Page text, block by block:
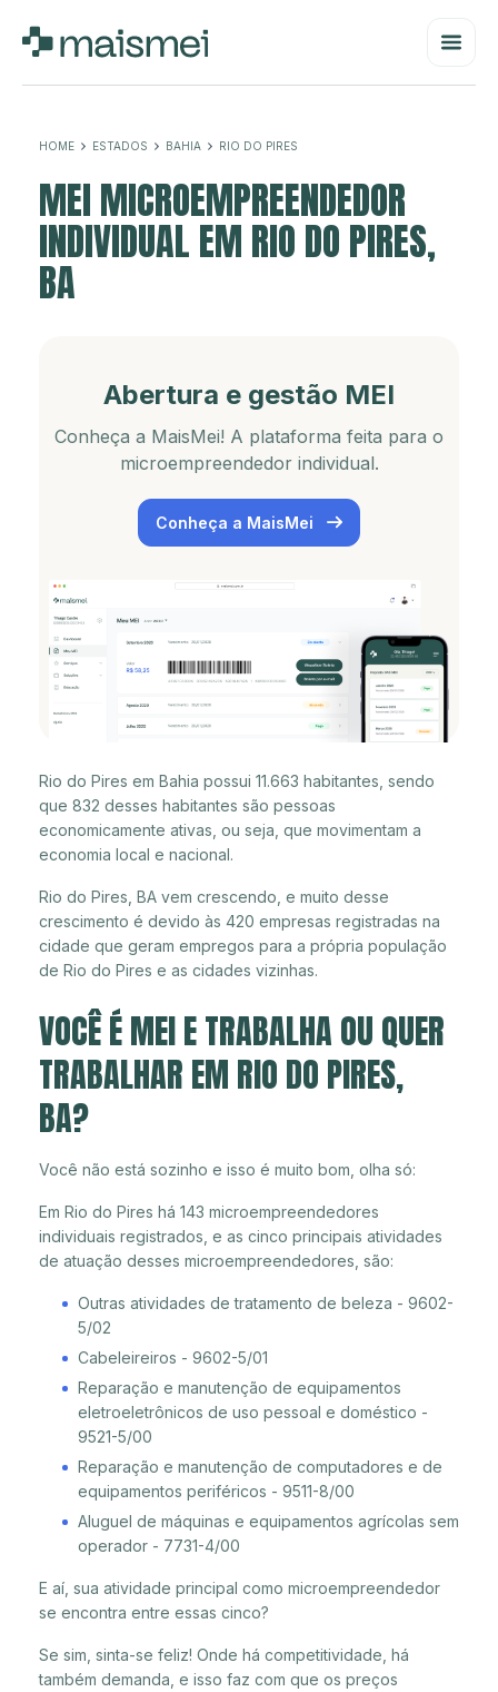
HOME ESTADOS BAHIA RIO DO PIRES
MEI MICROEMPREENDEDOR
INDIVIDUAL EM RIO DO PIRES,
BA
Abertura e gestão MEI
Conheça a MaisMei! A plataforma feita para o
microempreendedor individual.
Conheça a MaisMei
Rio do Pires em Bahia possui 11.663 habitantes, sendo
que 832 desses habitantes são pessoas
economicamente ativas, ou seja, que movimentam a
economia local e nacional.
Rio do Pires, BA vem crescendo, e muito desse
crescimento é devido às 420 empresas registradas na
cidade que geram empregos para a própria população
de Rio do Pires e as cidades vizinhas.
VOCÊ É MEI E TRABALHA OU QUER
TRABALHAR EM RIO DO PIRES,
BA?
Você não está sozinho e isso é muito bom, olha só:
Em Rio do Pires há 143 microempreendedores
individuais registrados, e as cinco principais atividades
de atuação desses microempreendedores, são:
Outras atividades de tratamento de beleza - 9602-
5/02
Cabeleireiros - 9602-5/01
Reparação e manutenção de equipamentos
eletroeletrônicos de uso pessoal e doméstico -
9521-5/00
Reparação e manutenção de computadores e de
equipamentos periféricos - 9511-8/00
Aluguel de máquinas e equipamentos agrícolas sem
operador - 7731-4/00
E aí, sua atividade principal como microempreendedor
se encontra entre essas cinco?
Se sim, sinta-se feliz! Onde há competitividade, há
também demanda, e isso faz com que os preços